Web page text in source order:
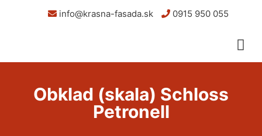
info@krasna-fasada.sk 0915 950 055
Obklad (skala) Schloss
Petronell